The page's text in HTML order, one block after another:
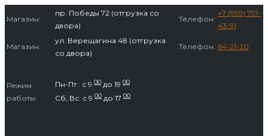
содержимому
Магазин:
пр. Победы 72 (отгрузка со
двора)
Телефон:
+7 (999) 791-
43-91
Магазин:
ул. Верещагина 48 (отгрузка
со двора)
Телефон: 64-21-20
Режим
работы:
Пн-Пт : с 9 00 до 19 00
Сб, Вс: с 9 00 до 17 00